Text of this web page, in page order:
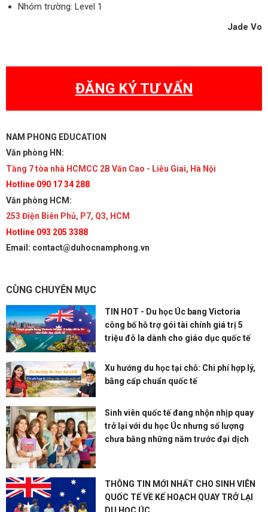
Nhóm trường: Level 1
Jade Vo
ĐĂNG KÝ TƯ VẤN
NAM PHONG EDUCATION
Văn phòng HN:
Tầng 7 tòa nhà HCMCC 2B Văn Cao - Liễu Giai, Hà Nội
Hotline 090 17 34 288
Văn phòng HCM:
253 Điện Biên Phủ, P7, Q3, HCM
Hotline 093 205 3388
Email: contact@duhocnamphong.vn
CÙNG CHUYÊN MỤC
TIN HOT - Du học Úc bang Victoria
công bố hỗ trợ gói tài chính giá trị 5
triệu đô la dành cho giáo dục quốc tế
Xu hướng du học tại chỗ: Chi phí hợp lý,
bằng cấp chuẩn quốc tế
Sinh viên quốc tế đang nhộn nhịp quay
trở lại với du học Úc nhưng số lượng
chưa bằng những năm trước đại dịch
THÔNG TIN MỚI NHẤT CHO SINH VIÊN
QUỐC TẾ VỀ KẾ HOẠCH QUAY TRỞ LẠI